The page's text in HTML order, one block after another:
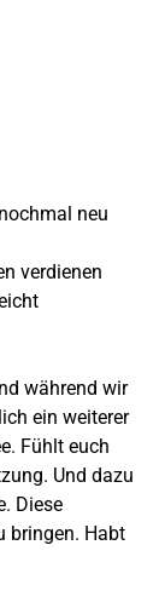
neu
verdienen
während wir
ein weiterer
Fühlt euch
Und dazu
Diese
bringen. Habt